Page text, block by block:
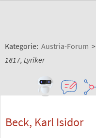
Kategorie: Austria-Forum >
1817, Lyriker
Beck, Karl Isidor